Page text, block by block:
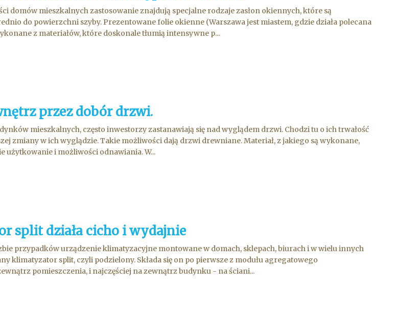
domów mieszkalnych zastosowanie znajdują specjalne rodzaje zasłon okiennych, które są
do powierzchni szyby. Prezentowane folie okienne (Warszawa jest miastem, gdzie działa polecana
z materiałów, które doskonale tłumią intensywne p...
przez dobór drzwi.
mieszkalnych, często inwestorzy zastanawiają się nad wyglądem drzwi. Chodzi tu o ich trwałość
zmiany w ich wyglądzie. Takie możliwości dają drzwi drewniane. Materiał, z jakiego są wykonane,
użytkowanie i możliwości odnawiania. W...
split działa cicho i wydajnie
przypadków urządzenie klimatyzacyjne montowane w domach, sklepach, biurach i w wielu innych
klimatyzator split, czyli podzielony. Składa się on po pierwsze z modułu agregatowego
pomieszczenia, i najczęściej na zewnątrz budynku - na ściani...